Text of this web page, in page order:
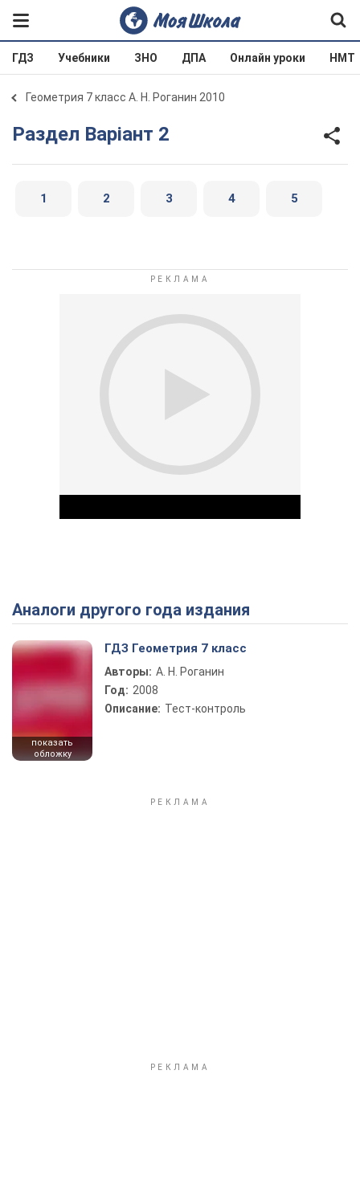
ГДЗ Учебники ЗНО ДПА Онлайн уроки НМТ
Геометрия 7 класс А. Н. Роганин 2010
Раздел Варіант 2
1 2 3 4 5
Play Video
Аналоги другого года издания
показать
обложку
ГДЗ Геометрия 7 класс
Авторы: А. Н. Роганин
Год: 2008
Описание: Тест-контроль